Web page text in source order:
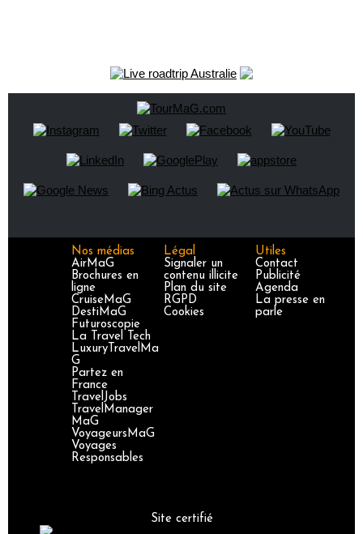
Nos médias
AirMaG
Brochures en
ligne
CruiseMaG
DestiMaG
Futuroscopie
La Travel Tech
LuxuryTravelMa
G
Partez en
France
TravelJobs
TravelManager
MaG
VoyageursMaG
Voyages
Responsables
Légal
Signaler un
contenu illicite
Plan du site
RGPD
Cookies
Utiles
Contact
Publicité
Agenda
La presse en
parle
Site certifié